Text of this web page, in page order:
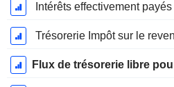
Intérêts effectivement